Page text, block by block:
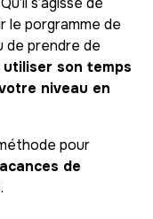
le porgramme de
de prendre de
utiliser son temps
niveau en
pour
de
.